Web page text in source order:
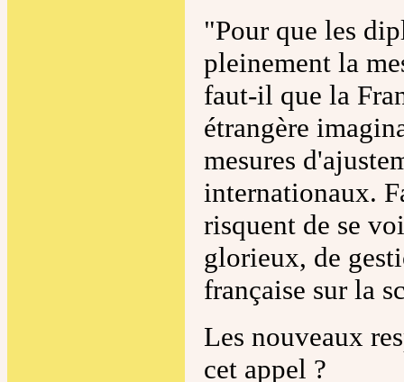
"Pour que les
pleinement la
faut-il que la
étrangère
mesures
internationaux.
risquent de se
glorieux, de
française sur la
Les nouveaux
cet appel ?